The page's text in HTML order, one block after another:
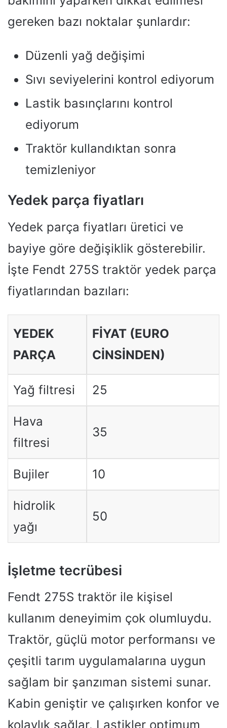
gereken bazı noktalar şunlardır:
Düzenli yağ değişimi
Sıvı seviyelerini kontrol ediyorum
Lastik basınçlarını kontrol
ediyorum
Traktör kullandıktan sonra
temizleniyor
Yedek parça fiyatları
Yedek parça fiyatları üretici ve
bayiye göre değişiklik gösterebilir.
İşte Fendt 275S traktör yedek parça
fiyatlarından bazıları:
YEDEK
PARÇA
FIYAT (EURO
CINSINDEN)
Yağ filtresi 25
Hava
filtresi
35
Bujiler 10
hidrolik
yağı
50
İşletme tecrübesi
Fendt 275S traktör ile kişisel
kullanım deneyimim çok olumluydu.
Traktör, güçlü motor performansı ve
çeşitli tarım uygulamalarına uygun
sağlam bir şanzıman sistemi sunar.
Kabin geniştir ve çalışırken konfor ve
kolaylık sağlar. Lastikler optimum